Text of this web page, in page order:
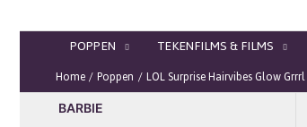
naar
POPPEN TEKENFILMS & FILMS
Home Poppen LOL Surprise Hairvibes Glow
BARBIE